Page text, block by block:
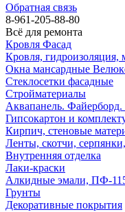
Обратная связь
8-961-205-88-80
Всё для ремонта
Кровля Фасад
Кровля, гидроизоляция,
Окна мансардные
Стеклосетки фасадные
Стройматериалы
Аквапанель.
Гипсокартон и
Кирпич, стеновые
Ленты, скотчи,
Внутренняя отделка
Лаки-краски
Алкидные эмали, ПФ-
Грунты
Декоративные покрытия